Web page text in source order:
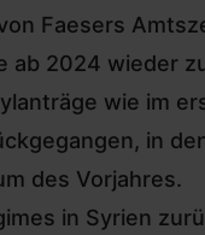
Faesers
ab 2024 wieder
wie im
in
des Vorjahres.
in Syrien